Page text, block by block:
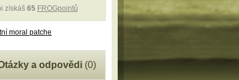
získáš 65 FROGpointů
moral patche
a odpovědi(0)